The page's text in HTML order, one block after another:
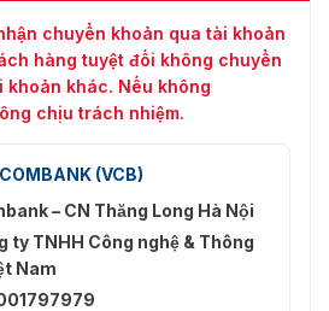
chuyển khoản qua tài khoản
hàng tuyệt đối không chuyển
khoản khác. Nếu không
chịu trách nhiệm.
(VCB)
– CN Thăng Long Hà Nội
ty TNHH Công nghệ & Thông
Nam